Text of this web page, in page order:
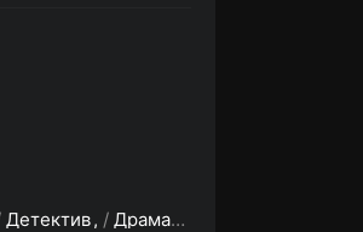
Детектив / Драма /